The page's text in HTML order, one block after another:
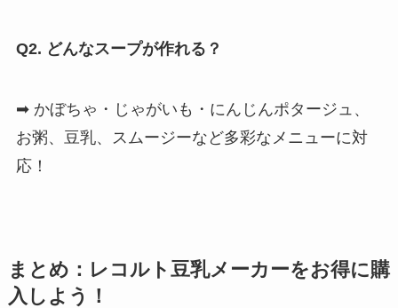
Q2. どんなスープが作れる？
➡ かぼちゃ・じゃがいも・にんじんポタージュ、
お粥、豆乳、スムージーなど多彩なメニューに対
応！
まとめ：レコルト豆乳メーカーをお得に購
入しよう！